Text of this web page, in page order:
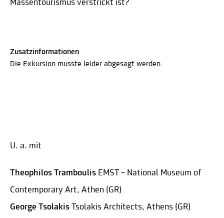
Massentourismus verstrickt ist?
Zusatzinformationen
Die Exkursion musste leider abgesagt werden.
U. a. mit
Theophilos Tramboulis EMST – National Museum of
Contemporary Art, Athen (GR)
George Tsolakis Tsolakis Architects, Athens (GR)